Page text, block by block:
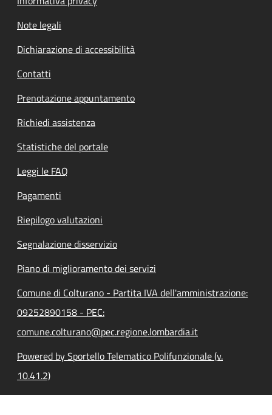
Note legali
Dichiarazione di accessibilità
Contatti
Prenotazione appuntamento
Richiedi assistenza
Statistiche del portale
Leggi le FAQ
Pagamenti
Riepilogo valutazioni
Segnalazione disservizio
Piano di miglioramento dei servizi
Comune di Colturano - Partita IVA dell'amministrazione:
09252890158 - PEC:
comune.colturano@pec.regione.lombardia.it
Powered by Sportello Telematico Polifunzionale (v.
10.41.2)